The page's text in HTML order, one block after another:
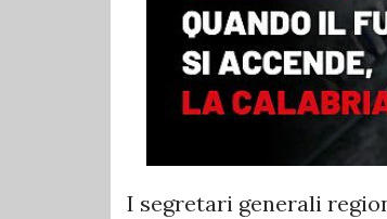
I segretari generali